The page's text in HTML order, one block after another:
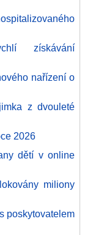
získávání
nařízení o
z dvouleté
2026
dětí v online
miliony
poskytovatelem